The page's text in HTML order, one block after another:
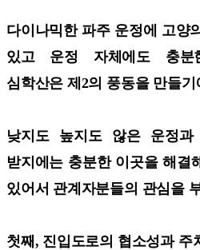
다이나믹한 파주 운정에 고양
있고 운정 자체에도 충분
심학산은 제2의 풍동을 만들
낮지도 높지도 않은 운정
받지에는 충분한 이곳을 해결
있어서 관계자분들의 관심을
첫째, 진입도로의 협소성과 주